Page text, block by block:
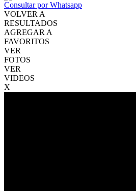
Consultar por Whatsapp
VOLVER A
RESULTADOS
AGREGAR A
FAVORITOS
VER
FOTOS
VER
VIDEOS
X